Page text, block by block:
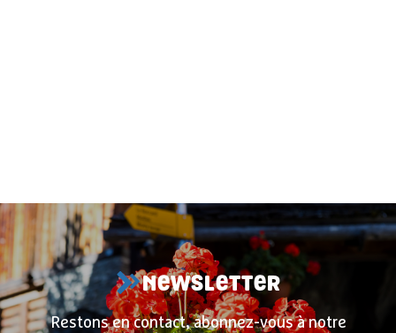
NEWSLETTER
Restons en contact, abonnez-vous à notre